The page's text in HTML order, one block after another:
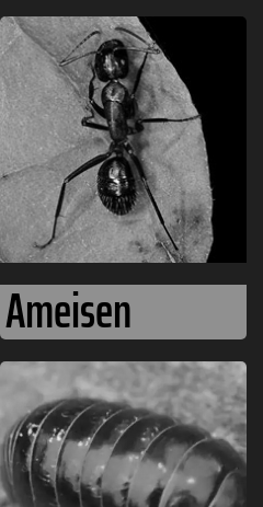
Ameisen